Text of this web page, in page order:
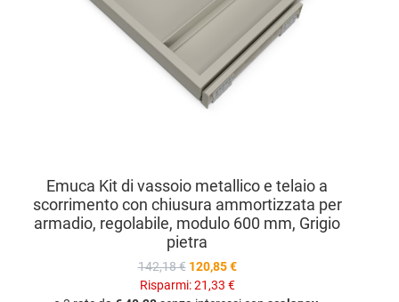
Emuca Kit di vassoio metallico e telaio a
scorrimento con chiusura ammortizzata per
armadio, regolabile, modulo 600 mm, Grigio
pietra
142,18 € 120,85 €
Risparmi:21,33 €